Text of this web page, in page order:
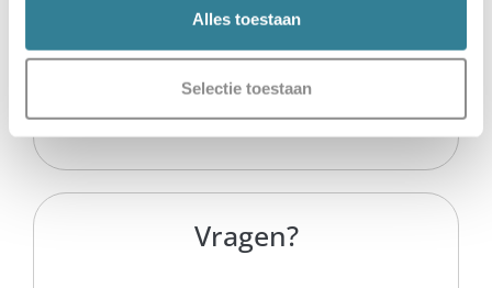
Alles toestaan
Selectie toestaan
Reviewbeleid
Vragen?